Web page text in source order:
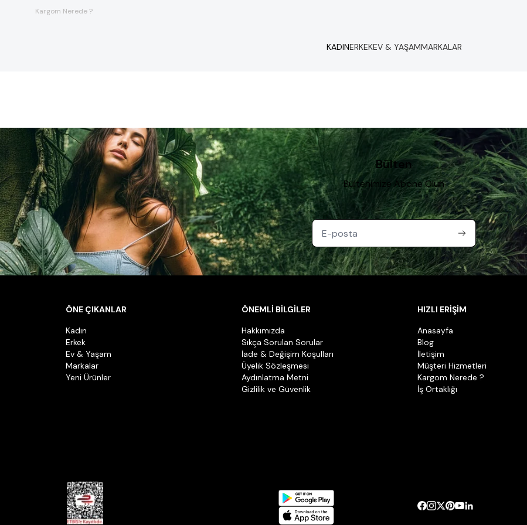
Kargom Nerede ?
KADINERKEKEV & YAŞAMMARKALAR
Bülten
Bültenimize Abone Olun
ÖNE ÇIKANLAR
Kadın
Erkek
Ev & Yaşam
Markalar
Yeni Ürünler
ÖNEMLİ BİLGİLER
Hakkımızda
Sıkça Sorulan Sorular
İade & Değişim Koşulları
Üyelik Sözleşmesi
Aydınlatma Metni
Gizlilik ve Güvenlik
HIZLI ERİŞİM
Anasayfa
Blog
İletişim
Müşteri Hizmetleri
Kargom Nerede ?
İş Ortaklığı